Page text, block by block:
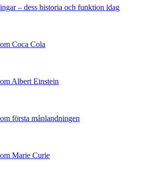
– dess historia och funktion idag
Coca Cola
Albert Einstein
första månlandningen
Marie Curie